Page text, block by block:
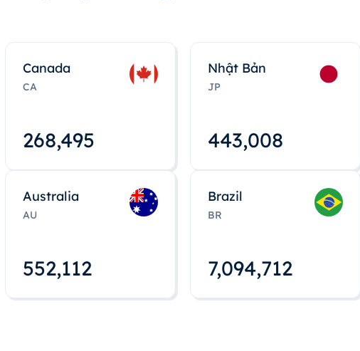
Canada
CA
268,495
Nhật Bản
JP
443,008
Australia
AU
552,112
Brazil
BR
7,094,712